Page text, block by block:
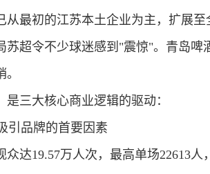
从最初的江苏本土企业为主，扩展
苏超令不少球迷感到"震惊"。青岛
三大核心商业逻辑的驱动：
引品牌的首要因素
众达19.57万人次，最高单场22613